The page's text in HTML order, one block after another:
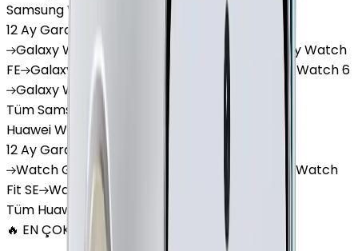
Samsung Watch
12 Ay Garanti
GalaxyWatch 7 Galaxy Watch Ultra GalaxyWatch
FE Galaxy Watch 4 Galaxy Watch 5 Galaxy
Watch 6
GalaxyWatch8
Tüm Samsung Watch'lar
Huawei Watch
12 Ay Garanti
6 Taksit
WatchGT 4 Watch GT 5 Watch
Watch
Fit SE Watch Fit 3 Watch
GT3 Pro
Tüm Huawei Watch'lar
🔥 EN ÇOK SATAN